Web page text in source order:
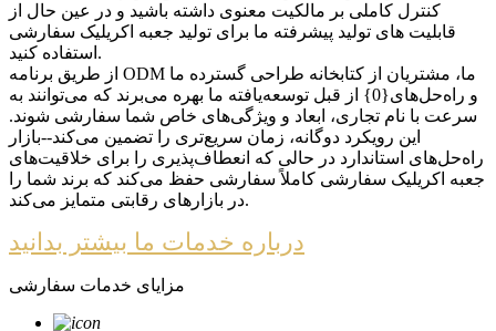
کنترل کاملی بر مالکیت معنوی داشته باشید و در عین حال از
قابلیت های تولید پیشرفته ما برای تولید جعبه اکریلیک سفارشی
استفاده کنید.
از طریق برنامه ODM ما، مشتریان از کتابخانه طراحی گسترده ما
و راه‌حل‌های{0} از قبل توسعه‌یافته ما بهره می‌برند که می‌توانند به
سرعت با نام تجاری، ابعاد و ویژگی‌های خاص شما سفارشی شوند.
این رویکرد دوگانه، زمان سریع‌تری را تضمین می‌کند--بازار
راه‌حل‌های استاندارد در حالی که انعطاف‌پذیری را برای خلاقیت‌های
جعبه اکریلیک سفارشی کاملاً سفارشی حفظ می‌کند که برند شما را
در بازارهای رقابتی متمایز می‌کند.
درباره خدمات ما بیشتر بدانید
مزایای خدمات سفارشی